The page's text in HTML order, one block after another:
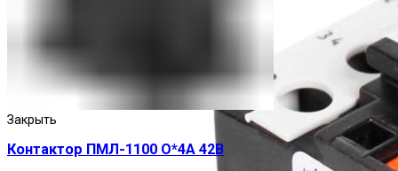
Закрыть
Контактор ПМЛ-1100 О*4А 42В